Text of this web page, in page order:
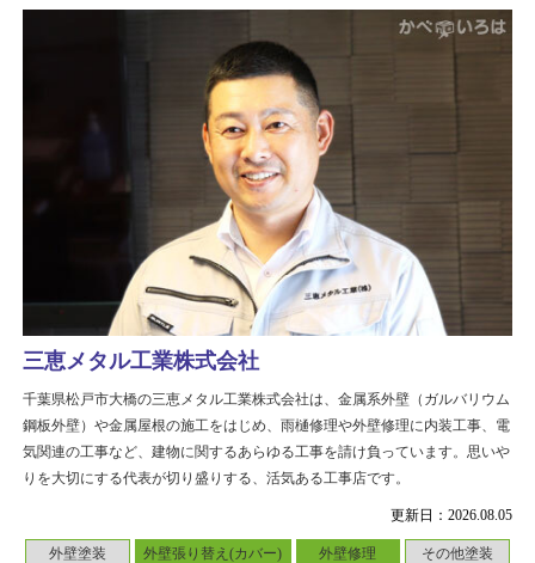
更新日：2026.08.05
外壁塗装 外壁張り替え(カバー) 外壁修理
その他塗装
三恵メタル工業株式会社
千葉県松戸市大橋の三恵メタル工業株式会社は、金属系外壁（ガルバリウム
鋼板外壁）や金属屋根の施工をはじめ、雨樋修理や外壁修理に内装工事、電
気関連の工事など、建物に関するあらゆる工事を請け負っています。思いや
りを大切にする代表が切り盛りする、活気ある工事店です。